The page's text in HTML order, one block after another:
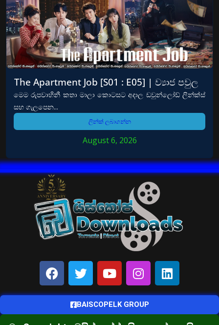
The Apartment Job [S01 : E05] | ව්‍යාජ පවුල
මෙම රුපවාහිනී කතා මාලා කොටසට අදාල ඩවුන්ලෝඩ් ලින්ක්ස්
සහ ගැලපෙන...
ලින්ක් ලබාගන්න
August 6, 2026
BAISCOPELK GROUP